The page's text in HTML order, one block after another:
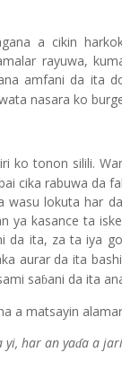
a cikin
rayuwa,
amfani da ita
nasara ko
ko tonon silili.
cika rabuwa da
lokuta har
ya kasance ta
da ita, za ta iya
aurar da ita
saɓani da ita
a matsayin
yi, har an yaɗa a